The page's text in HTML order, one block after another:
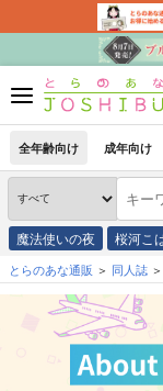
全年齢向け 成年向け
魔法使いの夜 桜河こ
とらのあな通販 同人誌